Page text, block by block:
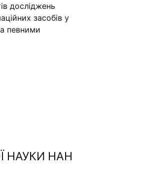
досліджень
засобів у
певними
НАУКИ НАН